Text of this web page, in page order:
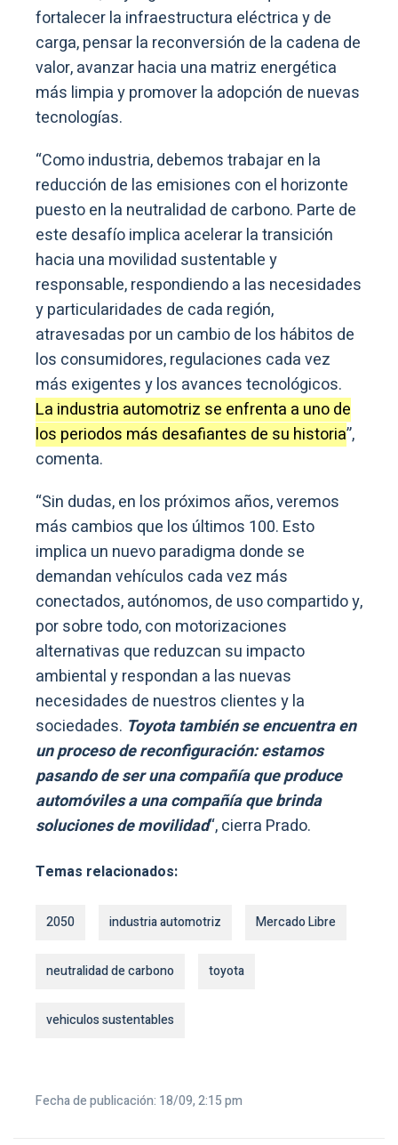
fortalecer la infraestructura eléctrica y de
carga, pensar la reconversión de la cadena de
valor, avanzar hacia una matriz energética
más limpia y promover la adopción de nuevas
tecnologías.
“Como industria, debemos trabajar en la
reducción de las emisiones con el horizonte
puesto en la neutralidad de carbono. Parte de
este desafío implica acelerar la transición
hacia una movilidad sustentable y
responsable, respondiendo a las necesidades
y particularidades de cada región,
atravesadas por un cambio de los hábitos de
los consumidores, regulaciones cada vez
más exigentes y los avances tecnológicos.
La industria automotriz se enfrenta a uno de
los periodos más desafiantes de su historia”,
comenta.
“Sin dudas, en los próximos años, veremos
más cambios que los últimos 100. Esto
implica un nuevo paradigma donde se
demandan vehículos cada vez más
conectados, autónomos, de uso compartido y,
por sobre todo, con motorizaciones
alternativas que reduzcan su impacto
ambiental y respondan a las nuevas
necesidades de nuestros clientes y la
sociedades. Toyota también se encuentra en
un proceso de reconfiguración: estamos
pasando de ser una compañía que produce
automóviles a una compañía que brinda
soluciones de movilidad“, cierra Prado.
Temas relacionados:
2050 industria automotriz Mercado Libre
neutralidad de carbono toyota
vehiculos sustentables
Fecha de publicación: 18/09, 2:15 pm